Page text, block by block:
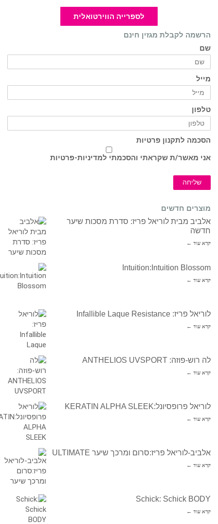
לספרייה הווירטואלית
הרשמה לקבלת מגזין חינם
שם
מייל
טלפון
הסכמה לתקנון פרטיות
אני מאשר/ת שקראתי והסכמתי למדיניות-פרטיות
שליחה
מוצרים חדשים
אלביב מבית לוריאל פריז: סדרת מסכות שיער
חדשה
קרא עוד ←
Intuition:Intuition Blossom
קרא עוד ←
לוריאל פריז: Infallible Laque Resistance
קרא עוד ←
לה רוש-פוזה: ANTHELIOS UVSPORT
קרא עוד ←
לוריאל פרופסיונל:KERATIN ALPHA SLEEK
קרא עוד ←
אלביב-לוריאל פריז:סרום ומרכך שיער ULTIMATE
קרא עוד ←
Schick: Schick BODY
קרא עוד ←